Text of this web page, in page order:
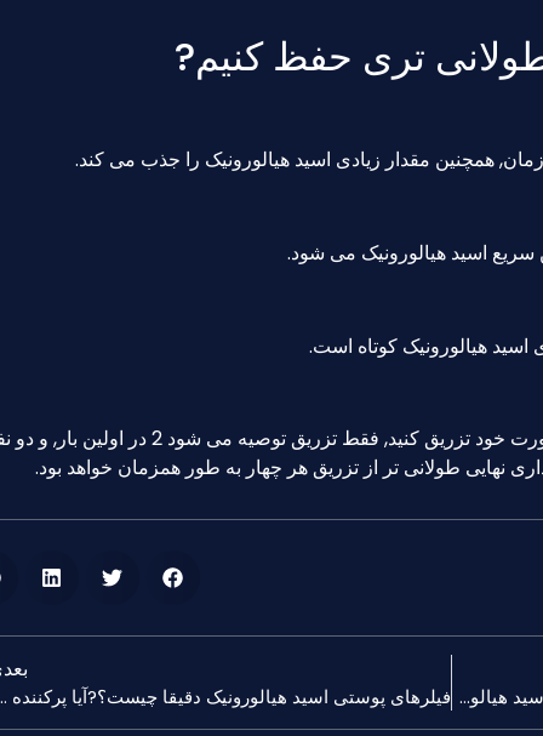
تری حفظ کنیم?
همچنین مقدار زیادی اسید هیالورونیک را جذب می کند.
اسید هیالورونیک می شود.
هیالورونیک کوتاه است.
اگر می خواهید 4 میلی لیتر اسید هیالورونیک را به صورت خود تزریق کنید, فقط تزریق توصیه می
آیا می دانید که چه تفاوت هایی بین انواع فیلرهای اسید هیالورونیک وجود دارد؟? فیلرهای پوستی اسید